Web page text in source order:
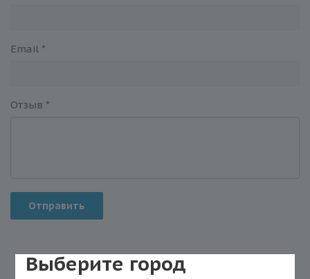
Выберите город
Email *
Отзыв *
Отправить